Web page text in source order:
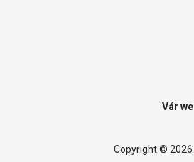
Vår
Copyright © 2026